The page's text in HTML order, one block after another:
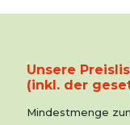
Unsere
(inkl. der
Mindestmenge